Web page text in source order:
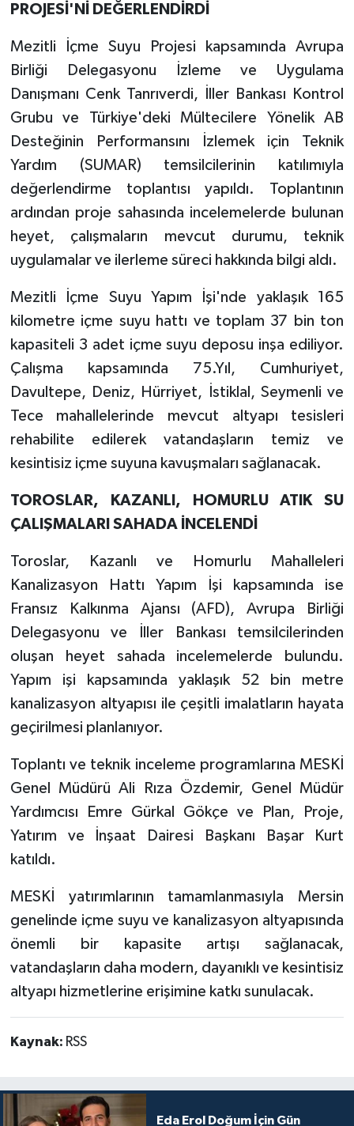
PROJESİ'Nİ DEĞERLENDİRDİ
Mezitli İçme Suyu Projesi kapsamında Avrupa
Birliği Delegasyonu İzleme ve Uygulama
Danışmanı Cenk Tanrıverdi, İller Bankası Kontrol
Grubu ve Türkiye'deki Mültecilere Yönelik AB
Desteğinin Performansını İzlemek için Teknik
Yardım (SUMAR) temsilcilerinin katılımıyla
değerlendirme toplantısı yapıldı. Toplantının
ardından proje sahasında incelemelerde bulunan
heyet, çalışmaların mevcut durumu, teknik
uygulamalar ve ilerleme süreci hakkında bilgi aldı.
Mezitli İçme Suyu Yapım İşi'nde yaklaşık 165
kilometre içme suyu hattı ve toplam 37 bin ton
kapasiteli 3 adet içme suyu deposu inşa ediliyor.
Çalışma kapsamında 75.Yıl, Cumhuriyet,
Davultepe, Deniz, Hürriyet, İstiklal, Seymenli ve
Tece mahallelerinde mevcut altyapı tesisleri
rehabilite edilerek vatandaşların temiz ve
kesintisiz içme suyuna kavuşmaları sağlanacak.
TOROSLAR, KAZANLI, HOMURLU ATIK SU
ÇALIŞMALARI SAHADA İNCELENDİ
Toroslar, Kazanlı ve Homurlu Mahalleleri
Kanalizasyon Hattı Yapım İşi kapsamında ise
Fransız Kalkınma Ajansı (AFD), Avrupa Birliği
Delegasyonu ve İller Bankası temsilcilerinden
oluşan heyet sahada incelemelerde bulundu.
Yapım işi kapsamında yaklaşık 52 bin metre
kanalizasyon altyapısı ile çeşitli imalatların hayata
geçirilmesi planlanıyor.
Toplantı ve teknik inceleme programlarına MESKİ
Genel Müdürü Ali Rıza Özdemir, Genel Müdür
Yardımcısı Emre Gürkal Gökçe ve Plan, Proje,
Yatırım ve İnşaat Dairesi Başkanı Başar Kurt
katıldı.
MESKİ yatırımlarının tamamlanmasıyla Mersin
genelinde içme suyu ve kanalizasyon altyapısında
önemli bir kapasite artışı sağlanacak,
vatandaşların daha modern, dayanıklı ve kesintisiz
altyapı hizmetlerine erişimine katkı sunulacak.
Kaynak: RSS
Eda Erol Doğum İçin Gün